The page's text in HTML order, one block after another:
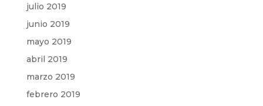
julio 2019
junio 2019
mayo 2019
abril 2019
marzo 2019
febrero 2019